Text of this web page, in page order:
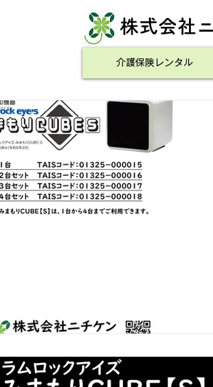
株式会社
介護保険レンタル